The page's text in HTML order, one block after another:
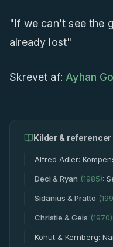
"If we can't see the
already lost"
Skrevet af: Ayhan
Kilder & referencer
Alfred Adler:
Deci & Ryan (1985):
Sidanius & Pratto (
Christie & Geis (1970)
Kohut & Kernberg: